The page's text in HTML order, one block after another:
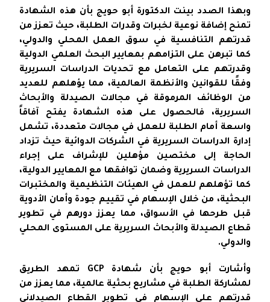
وبهذا الصدد بينت الدكتورة أبو حويج بأن هذه الشهادة
تمنح إضافة نوعية لخبرات وقدرات الطلبة، حيث تعزز من
قدرتهم التنافسية في سوق العمل المحلي والدولي،
كما تبرهن على التزامهم بمعايير البحث العلمي الدولية
وقدرتهم على التعامل مع تحديات الدراسات السريرية
وفقًا للقوانين والأنظمة العالمية، مما يؤهلهم للعديد
من الوظائف المرموقة في مجالات الصيدلة والأبحاث
السريرية، فالحصول على هذه الشهادة يفتح آفاقاً
واسعة أمام الطلبة للعمل في مجالات متعددة، تشمل
إدارة الدراسات السريرية في الشركات الدوائية حيث تزداد
الحاجة إلى مختصين مؤهلين للإشراف على إجراء
الدراسات السريرية وضمان توافقها مع المعايير الدولية،
كما تؤهلهم للعمل في الهيئات التنظيمية والمختبرات
البحثية، من خلال الإسهام في تقييم جودة وأمان الأدوية
قبل طرحها في الأسواق، مما يعزز دورهم في تطوير
قطاع الصيدلة والأبحاث السريرية على المستوى المحلي
والدولي.
وأشارت أبو حويج بأن شهادة GCP تمهد الطريق
لمشاركة الطلبة في مشاريع بحثية عالمية، مما يعزز من
قدرتهم على الإسهام في تطوير القطاع الصيدلاني